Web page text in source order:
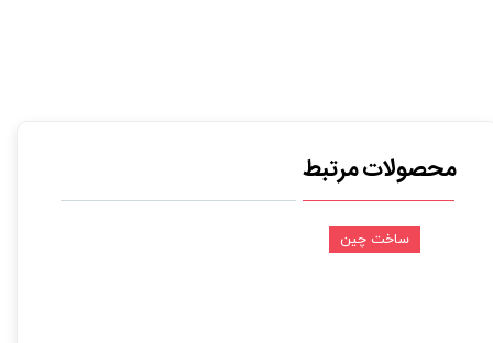
محصولات مرتبط
ساخت چین